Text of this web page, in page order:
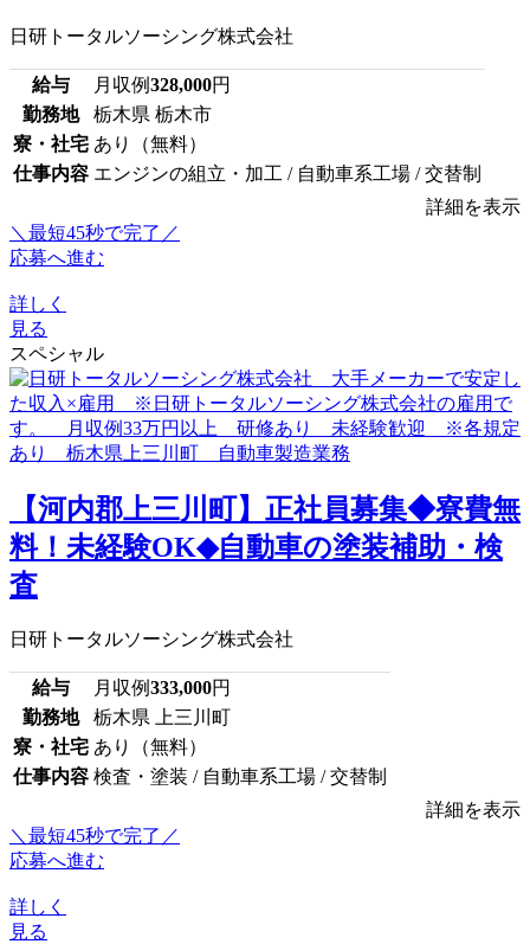
日研トータルソーシング株式会社
給与 月収例328,000円
勤務地
栃木県 栃木市
寮・社宅 あり（無料）
仕事内容 エンジンの組立・加工 / 自動車系工場 / 交替制
詳細を表示
＼最短45秒で完了／
応募へ進む
詳しく
見る
スペシャル
【河内郡上三川町】正社員募集◆寮費無
料！未経験OK◆自動車の塗装補助・検
査
日研トータルソーシング株式会社
給与 月収例333,000円
勤務地
栃木県 上三川町
寮・社宅 あり（無料）
仕事内容 検査・塗装 / 自動車系工場 / 交替制
詳細を表示
＼最短45秒で完了／
応募へ進む
詳しく
見る